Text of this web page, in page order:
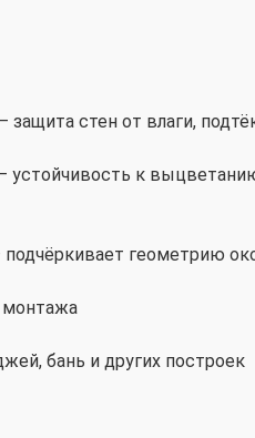
стен от влаги,
к
геометрию
монтажа
бань и других построек